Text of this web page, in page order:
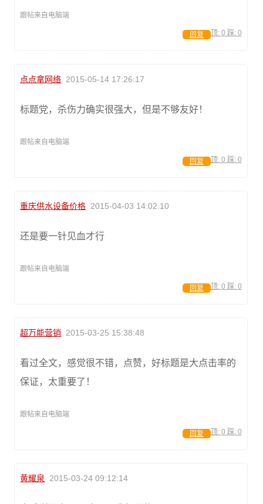
跟帖来自电脑端
顶: 0 踩: 0
回复
点点拿网络 2015-05-14 17:26:17
标题党，杀伤力确实很强大，但是不够友好！
跟帖来自电脑端
顶: 0 踩: 0
回复
重庆供水设备价格 2015-04-03 14:02:10
还是要一针见血才行
跟帖来自电脑端
顶: 0 踩: 0
回复
超万能营销 2015-03-25 15:38:48
看过全文，感觉很不错，点赞，好标题是大点击率的
保证，太重要了！
跟帖来自电脑端
顶: 0 踩: 0
回复
黄耀泉 2015-03-24 09:12:14